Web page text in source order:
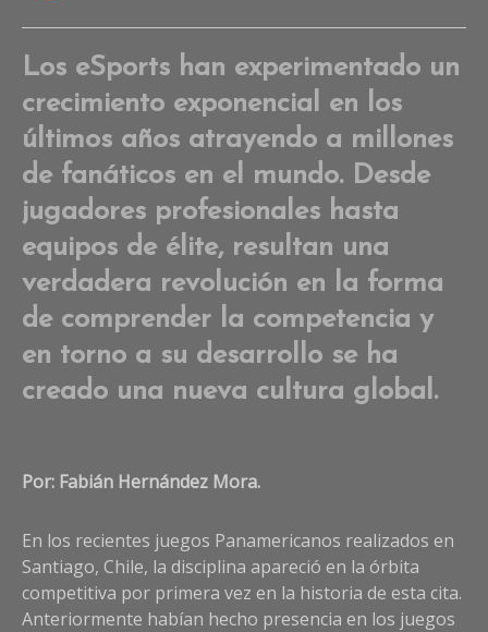
Los eSports han experimentado un
crecimiento exponencial en los
últimos años atrayendo a millones
de fanáticos en el mundo. Desde
jugadores profesionales hasta
equipos de élite, resultan una
verdadera revolución en la forma
de comprender la competencia y
en torno a su desarrollo se ha
creado una nueva cultura global.
Por: Fabián Hernández Mora.
En los recientes juegos Panamericanos realizados en
Santiago, Chile, la disciplina apareció en la órbita
competitiva por primera vez en la historia de esta cita.
Anteriormente habían hecho presencia en los juegos